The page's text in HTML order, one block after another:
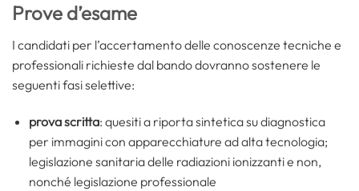
Prove d’esame
I candidati per l’accertamento delle conoscenze tecniche e
professionali richieste dal bando dovranno sostenere le
seguenti fasi selettive:
prova scritta: quesiti a riporta sintetica su diagnostica
per immagini con apparecchiature ad alta tecnologia;
legislazione sanitaria delle radiazioni ionizzanti e non,
nonché legislazione professionale